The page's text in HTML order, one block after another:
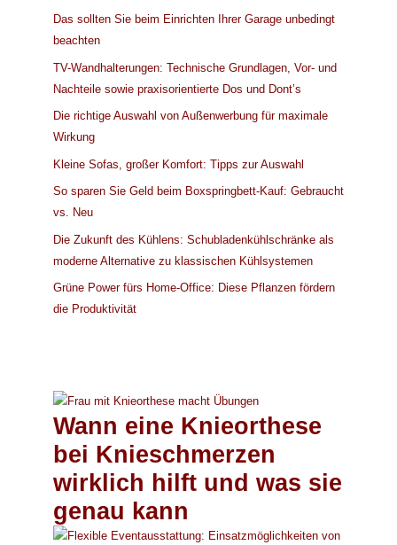
Das sollten Sie beim Einrichten Ihrer Garage unbedingt
beachten
TV-Wandhalterungen: Technische Grundlagen, Vor- und
Nachteile sowie praxisorientierte Dos und Dont’s
Die richtige Auswahl von Außenwerbung für maximale
Wirkung
Kleine Sofas, großer Komfort: Tipps zur Auswahl
So sparen Sie Geld beim Boxspringbett-Kauf: Gebraucht
vs. Neu
Die Zukunft des Kühlens: Schubladenkühlschränke als
moderne Alternative zu klassischen Kühlsystemen
Grüne Power fürs Home-Office: Diese Pflanzen fördern
die Produktivität
Wann eine Knieorthese
bei Knieschmerzen
wirklich hilft und was sie
genau kann